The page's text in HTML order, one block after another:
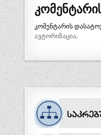
კომენტარის
ავტორიზაცია.